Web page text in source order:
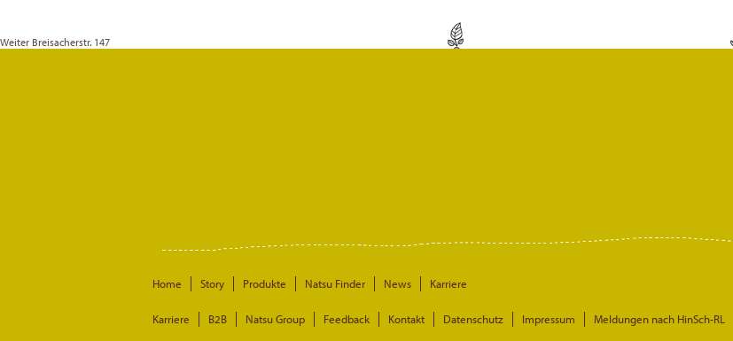
Weiter Breisacherstr. 147
Home Story Produkte Natsu Finder News Karriere
Karriere B2B Natsu Group Feedback Kontakt Datenschutz Impressum Meldungen nach HinSch-RL